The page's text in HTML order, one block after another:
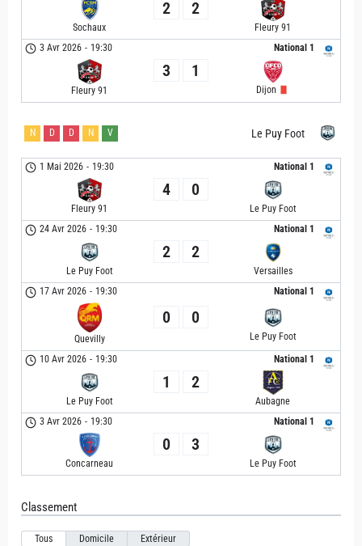
Sochaux
2 2
Fleury 91
National 1
3 Avr 2026 - 19:30
Fleury 91
3 1
Dijon
Le Puy Foot
N D D N V
National 1
1 Mai 2026 - 19:30
Fleury 91
4 0
Le Puy Foot
National 1
24 Avr 2026 - 19:30
Le Puy Foot
2 2
Versailles
National 1
17 Avr 2026 - 19:30
Quevilly
0 0
Le Puy Foot
National 1
10 Avr 2026 - 19:30
Le Puy Foot
1 2
Aubagne
National 1
3 Avr 2026 - 19:30
Concarneau
0 3
Le Puy Foot
Classement
Tous Domicile Extérieur